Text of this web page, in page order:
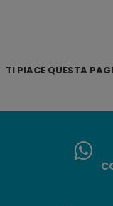
TI PIACE QUESTA